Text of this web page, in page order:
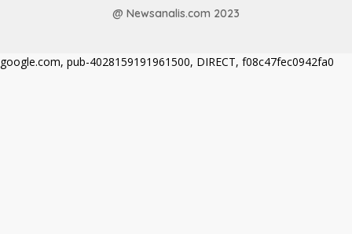
@ Newsanalis.com 2023
google.com, pub-4028159191961500, DIRECT, f08c47fec0942fa0